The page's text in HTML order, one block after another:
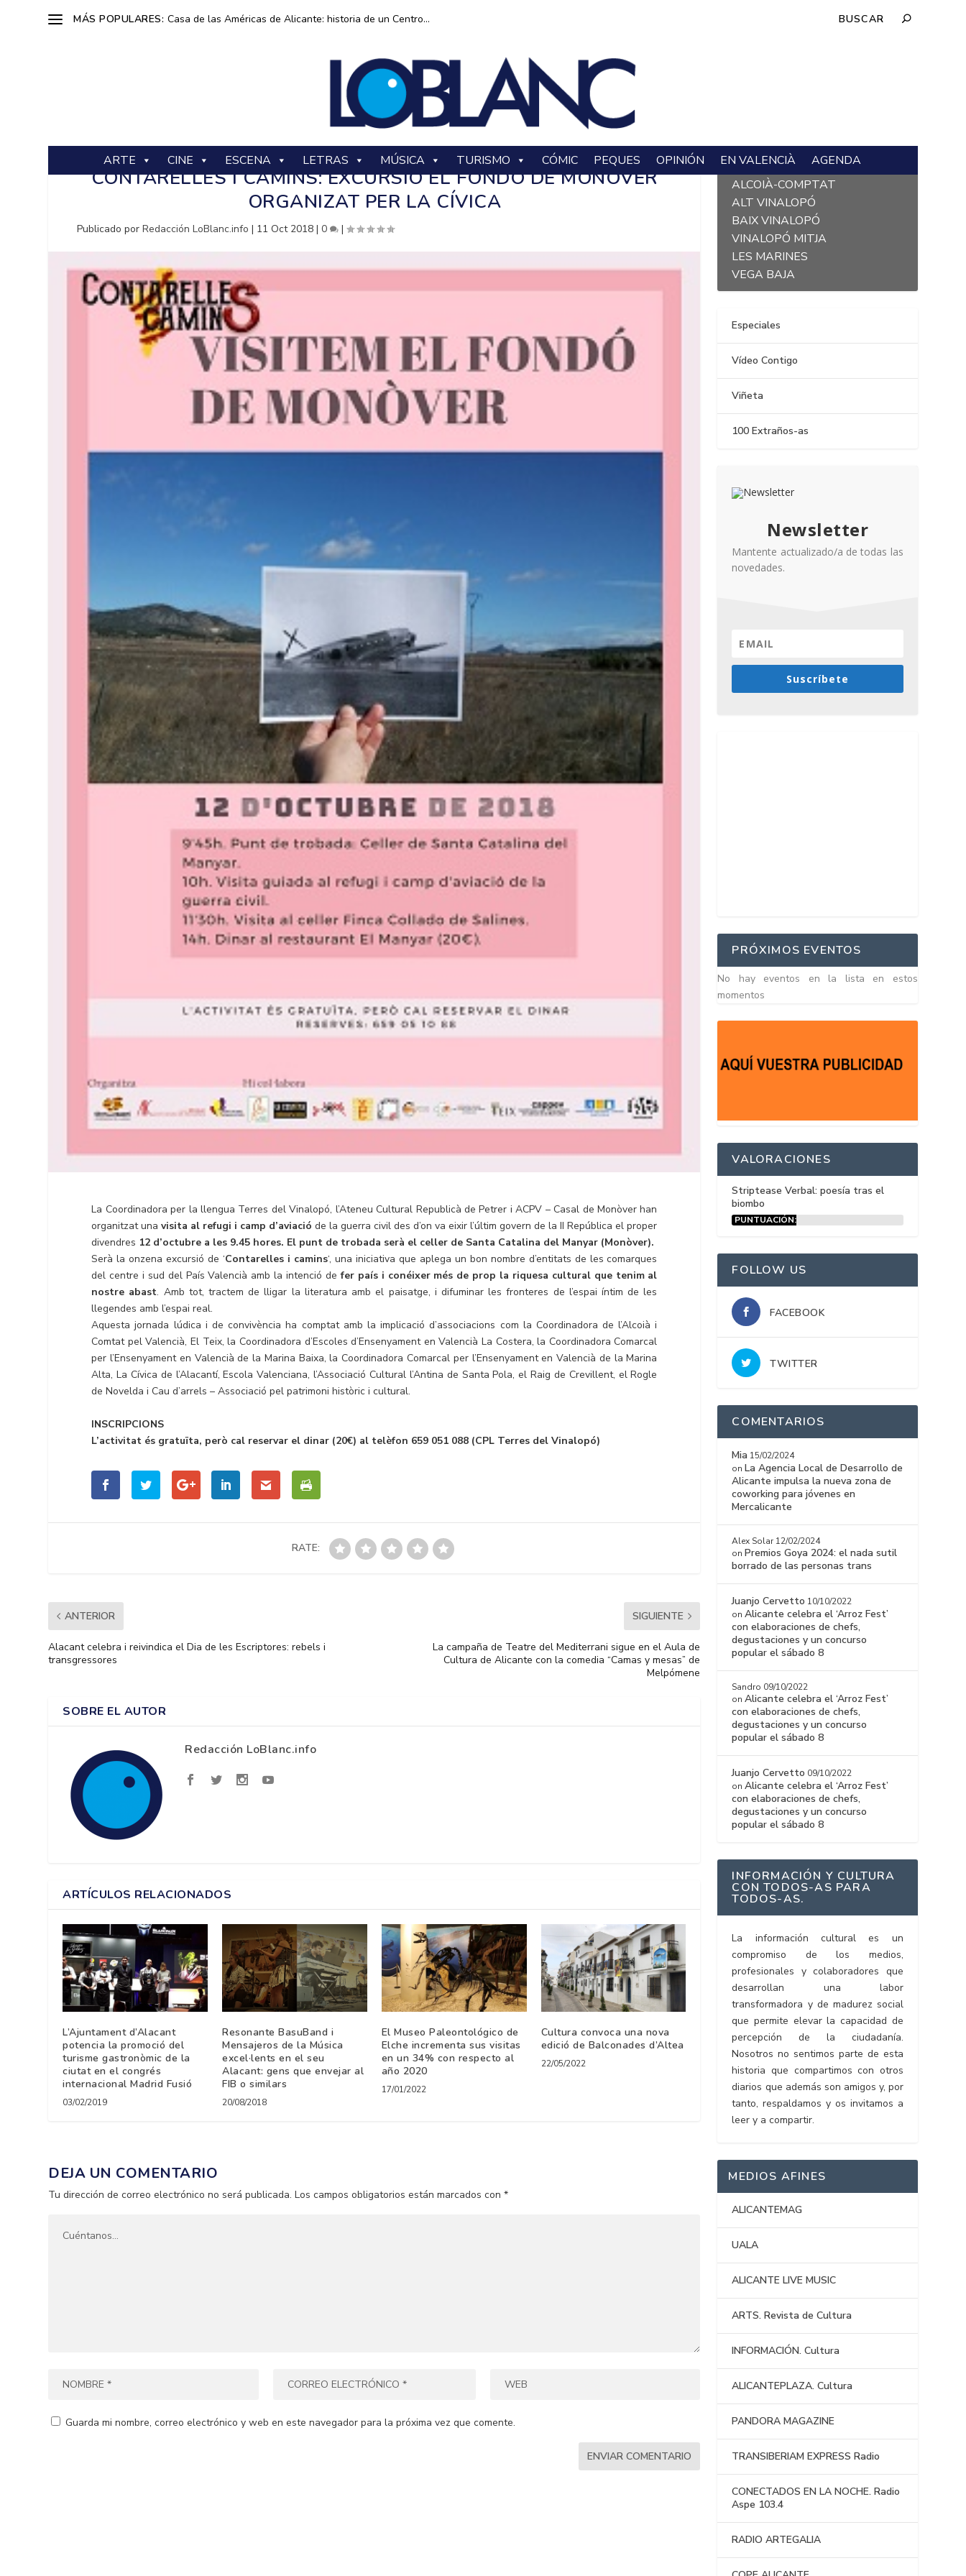
MÁS POPULARES: Casa de las Américas de Alicante: historia de un Centro...
ARTE CINE ESCENA LETRAS MÚSICA TURISMO CÓMIC PEQUES OPINIÓN EN VALENCIÀ AGENDA
CONTARELLES I CAMINS: EXCURSIÓ EL FONDÓ DE MONÒVER
ORGANIZAT PER LA CÍVICA
Publicado porRedacción LoBlanc.info | 11 Oct 2018 |0 |
La Coordinadora per la llengua Terres del Vinalopó, l’Ateneu Cultural Republicà de Petrer i ACPV – Casal de Monòver han
organitzat unavisita al refugi i camp d’aviacióde la guerra civil des d’on va eixir l’últim govern de la II República el proper
divendres 12 d’octubre a les 9.45 hores. El punt de trobada serà el celler de Santa Catalina del Manyar (Monòver).
Serà la onzena excursió de ‘Contarelles i camins‘, una iniciativa que aplega un bon nombre d’entitats de les comarques
del centre i sud del País Valencià amb la intenció defer país i conéixer més de prop la riquesa cultural que tenim al
nostre abast. Amb tot, tractem de lligar la literatura amb el paisatge, i difuminar les fronteres de l’espai íntim de les
llegendes amb l’espai real.
Aquesta jornada lúdica i de convivència ha comptat amb la implicació d’associacions com la Coordinadora de l’Alcoià i
Comtat pel Valencià, El Teix, la Coordinadora d’Escoles d’Ensenyament en Valencià La Costera, la Coordinadora Comarcal
per l’Ensenyament en Valencià de la Marina Baixa, la Coordinadora Comarcal per l’Ensenyament en Valencià de la Marina
Alta, La Cívica de l’Alacantí, Escola Valenciana, l’Associació Cultural l’Antina de Santa Pola, el Raig de Crevillent, el Rogle
de Novelda i Cau d’arrels – Associació pel patrimoni històric i cultural.
INSCRIPCIONS
L’activitat és gratuïta, però cal reservar el dinar (20€) al telèfon 659 051 088 (CPL Terres del Vinalopó)
RATE:
ANTERIOR
Alacant celebra i reivindica el Dia de les Escriptores: rebels i
transgressores
SIGUIENTE
La campaña de Teatre del Mediterrani sigue en el Aula de
Cultura de Alicante con la comedia “Camas y mesas” de
Melpómene
SOBRE EL AUTOR
Redacción LoBlanc.info
ARTÍCULOS RELACIONADOS
L’Ajuntament d’Alacant
potencia la promoció del
turisme gastronòmic de la
ciutat en el congrés
internacional Madrid Fusió
03/02/2019
Resonante BasuBand i
Mensajeros de la Música
excel·lents en el seu
Alacant: gens que envejar al
FIB o similars
20/08/2018
El Museo Paleontológico de
Elche incrementa sus visitas
en un 34% con respecto al
año 2020
17/01/2022
Cultura convoca una nova
edició de Balconades d’Altea
22/05/2022
DEJA UN COMENTARIO
Tu dirección de correo electrónico no será publicada. Los campos obligatorios están marcados con*
Guarda mi nombre, correo electrónico y web en este navegador para la próxima vez que comente.
L´ALACANTÍ
ALCOIÀ-COMPTAT
ALT VINALOPÓ
BAIX VINALOPÓ
VINALOPÓ MITJA
LES MARINES
VEGA BAJA
Especiales
Vídeo Contigo
Viñeta
100 Extraños-as
Newsletter
Mantente actualizado/a de todas las
novedades.
Suscríbete
PRÓXIMOS EVENTOS
No hay eventos en la lista en estos
momentos
VALORACIONES
Striptease Verbal: poesía tras el
biombo
PUNTUACIÓN:
FOLLOW US
FACEBOOK
TWITTER
COMENTARIOS
Mia 15/02/2024
on La Agencia Local de Desarrollo de
Alicante impulsa la nueva zona de
coworking para jóvenes en
Mercalicante
Alex Solar 12/02/2024
on Premios Goya 2024: el nada sutil
borrado de las personas trans
Juanjo Cervetto 10/10/2022
onAlicante celebra el ‘Arroz Fest’
con elaboraciones de chefs,
degustaciones y un concurso
popular el sábado 8
Sandro 09/10/2022
onAlicante celebra el ‘Arroz Fest’
con elaboraciones de chefs,
degustaciones y un concurso
popular el sábado 8
Juanjo Cervetto 09/10/2022
onAlicante celebra el ‘Arroz Fest’
con elaboraciones de chefs,
degustaciones y un concurso
popular el sábado 8
INFORMACIÓN Y CULTURA
CON TODOS-AS PARA
TODOS-AS.
La información cultural es un
compromiso de los medios,
profesionales y colaboradores que
desarrollan una labor
transformadora y de madurez social
que permite elevar la capacidad de
percepción de la ciudadanía.
Nosotros no sentimos parte de esta
historia que compartimos con otros
diarios que además son amigos y, por
tanto, respaldamos y os invitamos a
leer y a compartir.
MEDIOS AFINES
ALICANTEMAG
UALA
ALICANTE LIVE MUSIC
ARTS. Revista de Cultura
INFORMACIÓN. Cultura
ALICANTEPLAZA. Cultura
PANDORA MAGAZINE
TRANSIBERIAM EXPRESS Radio
CONECTADOS EN LA NOCHE. Radio
Aspe 103.4
RADIO ARTEGALIA